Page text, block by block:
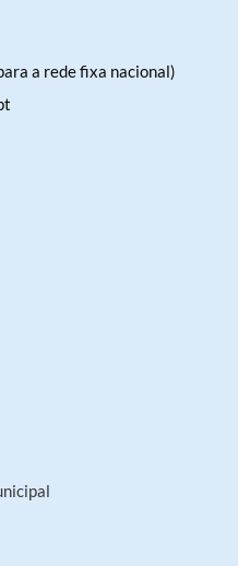
a rede fixa nacional)